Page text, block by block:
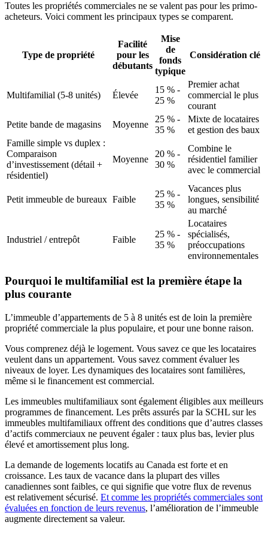
Toutes les propriétés commerciales ne se valent pas pour les primo-
acheteurs. Voici comment les principaux types se comparent.
Type de propriété
Facilité
pour les
débutants
Mise
de
fonds
typique
Considération clé
Multifamilial (5-8 unités) Élevée
15 % -
25 %
Premier achat
commercial le plus
courant
Petite bande de magasins
Moyenne
25 % -
35 %
Mixte de locataires
et gestion des baux
Famille simple vs duplex :
Comparaison
d’investissement (détail +
résidentiel)
Moyenne
20 % -
30 %
Combine le
résidentiel familier
avec le commercial
Petit immeuble de bureaux Faible
25 % -
35 %
Vacances plus
longues, sensibilité
au marché
Industriel / entrepôt Faible
25 % -
35 %
Locataires
spécialisés,
préoccupations
environnementales
Pourquoi le multifamilial est la première étape la
plus courante
L’immeuble d’appartements de 5 à 8 unités est de loin la première
propriété commerciale la plus populaire, et pour une bonne raison.
Vous comprenez déjà le logement. Vous savez ce que les locataires
veulent dans un appartement. Vous savez comment évaluer les
niveaux de loyer. Les dynamiques des locataires sont familières,
même si le financement est commercial.
Les immeubles multifamiliaux sont également éligibles aux meilleurs
programmes de financement. Les prêts assurés par la SCHL sur les
immeubles multifamiliaux offrent des conditions que d’autres classes
d’actifs commerciaux ne peuvent égaler : taux plus bas, levier plus
élevé et amortissement plus long.
La demande de logements locatifs au Canada est forte et en
croissance. Les taux de vacance dans la plupart des villes
canadiennes sont faibles, ce qui signifie que votre flux de revenus
est relativement sécurisé. Et comme les propriétés commerciales sont
évaluées en fonction de leurs revenus, l’amélioration de l’immeuble
augmente directement sa valeur.